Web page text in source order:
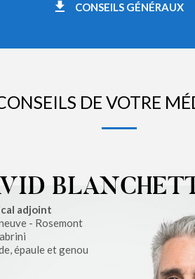
CONSEILS GÉNÉRAUX
DE VOTRE
adjoint
- Rosemont
épaule et genou